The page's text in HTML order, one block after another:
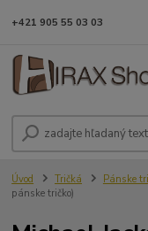
+421 905 55 03 03
Úvod Tričká Pánske
pánske tričko)